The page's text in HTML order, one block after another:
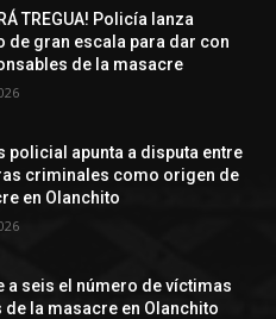
TREGUA! Policía lanza
de gran escala para dar con
de la masacre
policial apunta a disputa entre
criminales como origen de
en Olanchito
a seis el número de víctimas
la masacre en Olanchito